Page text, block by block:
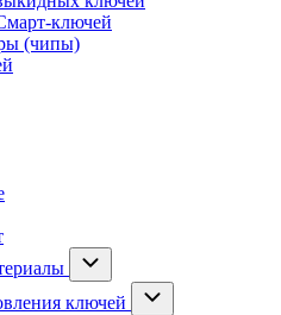
ключей
(чипы)
ключей